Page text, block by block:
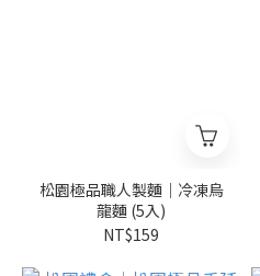
松園極品職人製麵｜冷凍烏
龍麵 (5入)
NT$159